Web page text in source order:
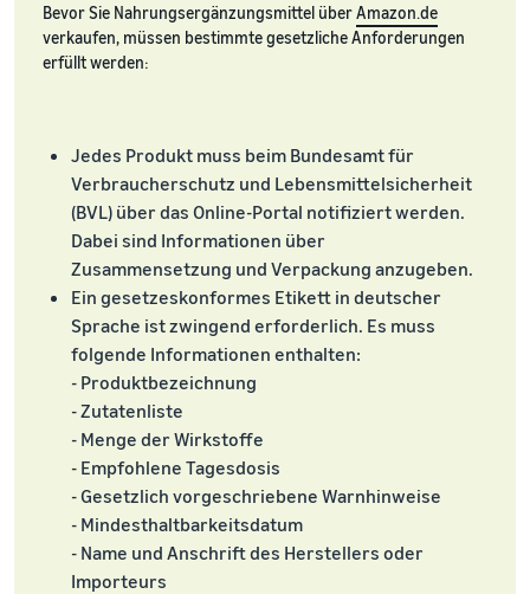
Bevor Sie Nahrungsergänzungsmittel überAmazon.de
verkaufen, müssen bestimmte gesetzliche Anforderungen
erfüllt werden:
Jedes Produkt muss beim Bundesamt für
Verbraucherschutz und Lebensmittelsicherheit
(BVL) über das Online-Portal notifiziert werden.
Dabei sind Informationen über
Zusammensetzung und Verpackung anzugeben.
Ein gesetzeskonformes Etikett in deutscher
Sprache ist zwingend erforderlich. Es muss
folgende Informationen enthalten:
- Produktbezeichnung
- Zutatenliste
- Menge der Wirkstoffe
- Empfohlene Tagesdosis
- Gesetzlich vorgeschriebene Warnhinweise
- Mindesthaltbarkeitsdatum
- Name und Anschrift des Herstellers oder
Importeurs